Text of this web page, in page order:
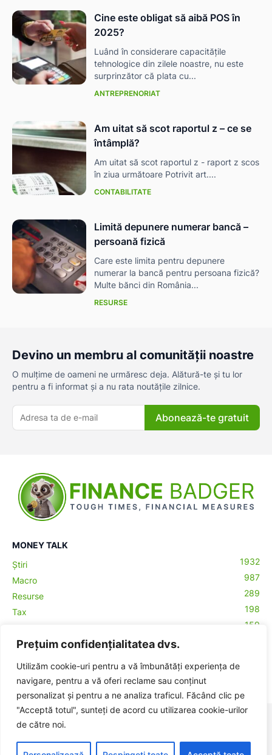
Prețuim confidențialitatea dvs.
Utilizăm cookie-uri pentru a vă îmbunătăți experiența de
navigare, pentru a vă oferi reclame sau conținut
personalizat și pentru a ne analiza traficul. Făcând clic pe
"Acceptă totul", sunteți de acord cu utilizarea cookie-urilor
de către noi.
Cine este obligat să aibă POS în
2025?
Luând în considerare capacitățile
tehnologice din zilele noastre, nu este
surprinzător că plata cu...
ANTREPRENORIAT
Am uitat să scot raportul z – ce se
întâmplă?
Am uitat să scot raportul z - raport z scos
în ziua următoare Potrivit art....
CONTABILITATE
Limită depunere numerar bancă –
persoană fizică
Care este limita pentru depunere
numerar la bancă pentru persoana fizică?
Multe bănci din România...
RESURSE
Devino un membru al comunității noastre
O mulțime de oameni ne urmăresc deja. Alătură-te și tu lor
pentru a fi informat și a nu rata noutățile zilnice.
Abonează-te gratuit
MONEY TALK
Știri
1932
Macro
987
Resurse
289
Tax
198
159
Contabilitate
Crypto
© BadgerHub - Toate drepturile rezervate -
Publicitate
Made with ♥ in Romania